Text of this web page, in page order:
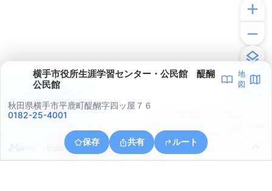
横手市役所生涯学習センター・公民館 醍醐
公民館
地
図
秋田県横手市平鹿町醍醐字四ッ屋７６
0182-25-4001
保存 共有 ルート
秋田県横手市大屋寺内長谷山甲
アプリで見る